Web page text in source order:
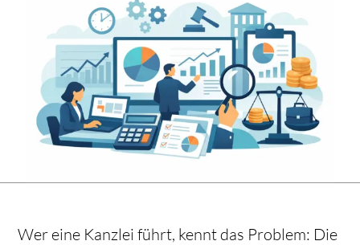
Wer eine Kanzlei führt, kennt das Problem: Die